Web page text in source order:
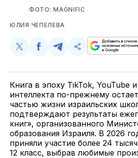
ФОТО: MAGNIFIC
ЮЛИЯ ЧЕПЕЛЕВА
Поделиться
Twitter
Поделиться
Facebook
Поделиться
Telegram
Скопируйте
поделитесь
ссылкой
Книга в эпоху TikTok, YouTube
интеллекта по-прежнему
частью жизни израильских
подтверждают результаты
книг», организованного
образования Израиля. В 2026
приняли участие более 24
12 класс, выбрав любимые